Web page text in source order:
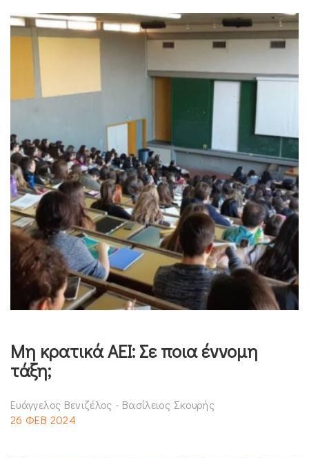
Μη κρατικά ΑΕΙ: Σε ποια έννομη
τάξη;
Ευάγγελος Βενιζέλος - Βασίλειος Σκουρής
26 ΦΕΒ 2024